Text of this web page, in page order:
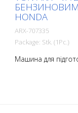
HONDA
ARX-707335
Package: Stk. (1Pc.)
Машина для
ідеально
великих площ.
гасіння вібрації